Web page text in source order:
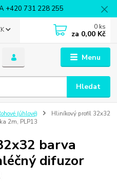
+420 731 228 255
Menu
Hledat
0 ks
za 0,00 Kč
(úhlové)
Hliníkový profil 32x32
2m, PLP13
barva
difuzor